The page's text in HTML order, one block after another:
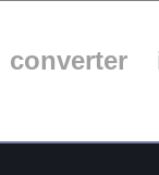
converter